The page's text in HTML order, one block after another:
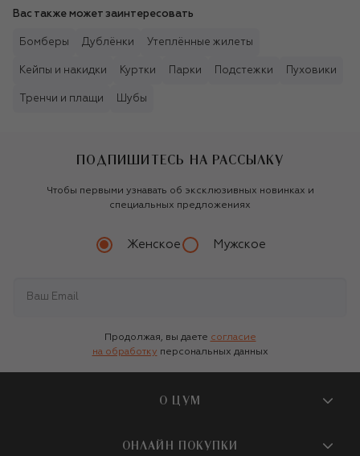
Вас также может заинтересовать
Бомберы Дублёнки Утеплённые жилеты
Кейпы и накидки Куртки Парки Подстежки Пуховики
Тренчи и плащи Шубы
ПОДПИШИТЕСЬ НА РАССЫЛКУ
Чтобы первыми узнавать об эксклюзивных новинках и
специальных предложениях
Женское Мужское
Продолжая, вы даете согласие
на обработку персональных данных
О ЦУМ
О магазине
ОНЛАЙН ПОКУПКИ